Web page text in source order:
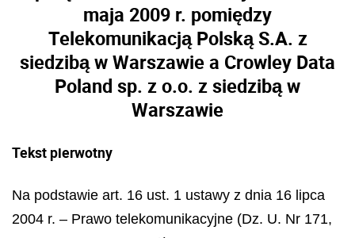
maja 2009 r. pomiędzy
Telekomunikacją Polską S.A. z
siedzibą w Warszawie a Crowley Data
Poland sp. z o.o. z siedzibą w
Warszawie
Tekst pierwotny
Na podstawie art. 16 ust. 1 ustawy z dnia 16 lipca
2004 r. – Prawo telekomunikacyjne (Dz. U. Nr 171,